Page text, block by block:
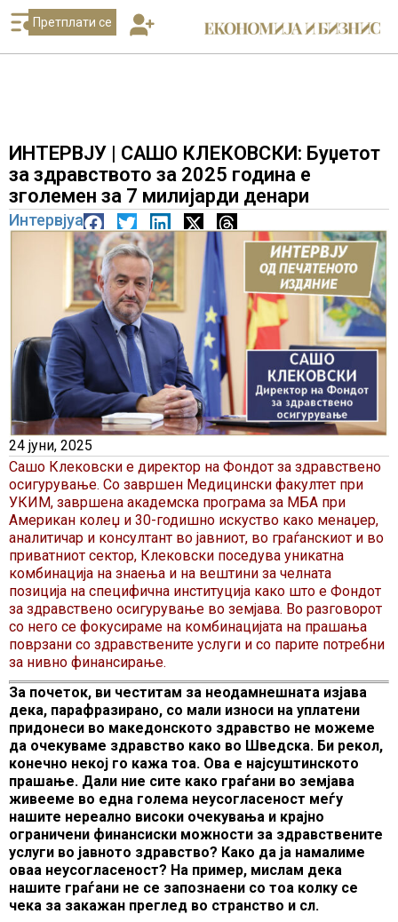
Претплати се
ИНТЕРВЈУ | САШО КЛЕКОВСКИ: Буџетот
за здравството за 2025 година е
зголемен за 7 милијарди денари
Интервјуа
24 јуни, 2025
Сашо Клековски е директор на Фондот за здравствено
осигурување. Со завршен Медицински факултет при
УКИМ, завршена академска програма за МБА при
Американ колеџ и 30-годишно искуство како менаџер,
аналитичар и консултант во јавниот, во граѓанскиот и во
приватниот сектор, Клековски поседува уникатна
комбинација на знаења и на вештини за челната
позиција на специфична институција како што е Фондот
за здравствено осигурување во земјава. Во разговорот
со него се фокусираме на комбинацијата на прашања
поврзани со здравствените услуги и со парите потребни
за нивно финансирање.
За почеток, ви честитам за неодамнешната изјава
дека, парафразирано, со мали износи на уплатени
придонеси во македонското здравство не можеме
да очекуваме здравство како во Шведска. Би рекол,
конечно некој го кажа тоа. Ова е најсуштинското
прашање. Дали ние сите како граѓани во земјава
живееме во една голема неусогласеност меѓу
нашите нереално високи очекувања и крајно
ограничени финансиски можности за здравствените
услуги во јавното здравство? Како да ја намалиме
оваа неусогласеност? На пример, мислам дека
нашите граѓани не се запознаени со тоа колку се
чека за закажан преглед во странство и сл.